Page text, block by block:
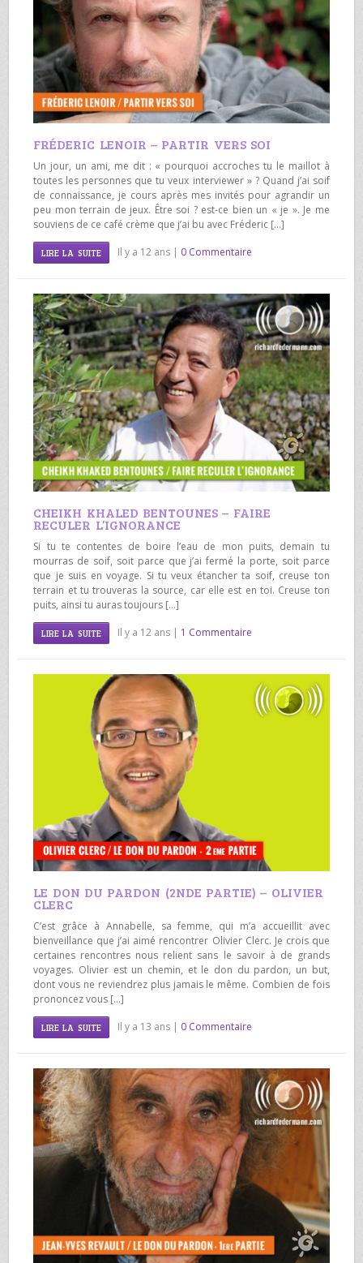
FRÉDERIC LENOIR – PARTIR VERS SOI
Un jour, un ami, me dit : « pourquoi accroches tu le maillot à
toutes les personnes que tu veux interviewer » ? Quand j’ai soif
de connaissance, je cours après mes invités pour agrandir un
peu mon terrain de jeux. Être soi ? est-ce bien un « je ». Je me
souviens de ce café crème que j’ai bu avec Fréderic […]
LIRE LA SUITE Il y a 12 ans | 0 Commentaire
CHEIKH KHALED BENTOUNES – FAIRE
RECULER L’IGNORANCE
Si tu te contentes de boire l’eau de mon puits, demain tu
mourras de soif, soit parce que j’ai fermé la porte, soit parce
que je suis en voyage. Si tu veux étancher ta soif, creuse ton
terrain et tu trouveras la source, car elle est en toi. Creuse ton
puits, ainsi tu auras toujours […]
LIRE LA SUITE Il y a 12 ans | 1 Commentaire
LE DON DU PARDON (2NDE PARTIE) – OLIVIER
CLERC
C’est grâce à Annabelle, sa femme, qui m’a accueillit avec
bienveillance que j’ai aimé rencontrer Olivier Clerc. Je crois que
certaines rencontres nous relient sans le savoir à de grands
voyages. Olivier est un chemin, et le don du pardon, un but,
dont vous ne reviendrez plus jamais le même. Combien de fois
prononcez vous […]
LIRE LA SUITE Il y a 13 ans | 0 Commentaire